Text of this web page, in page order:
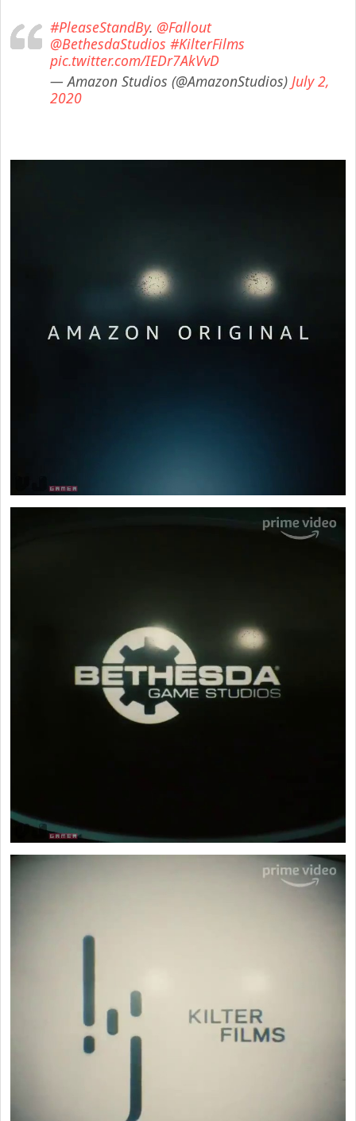
#PleaseStandBy. @Fallout
@BethesdaStudios #KilterFilms
pic.twitter.com/IEDr7AkVvD
— Amazon Studios (@AmazonStudios) July 2,
2020